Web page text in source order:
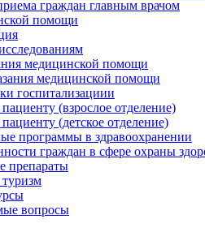
граждан главным врачом
помощи
медицинской помощи
медицинской помощи
госпитализациии
(взрослое отделение)
(детское отделение)
программы в здравоохранении
граждан в сфере охраны
препараты
вопросы